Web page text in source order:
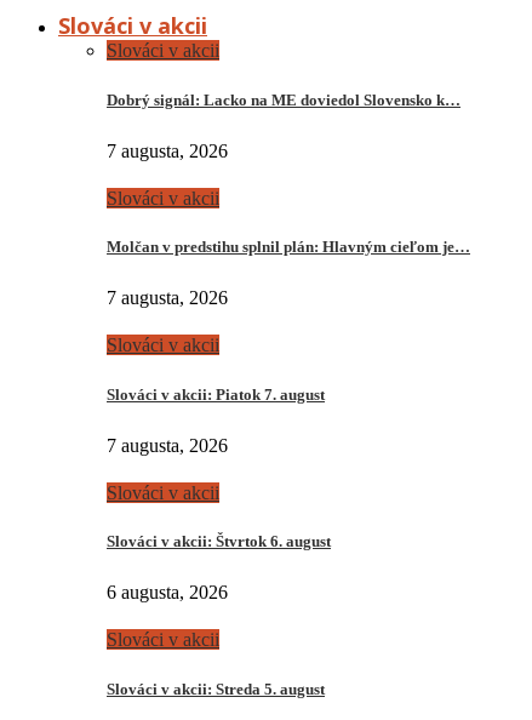
Slováci v akcii
Slováci v akcii
Dobrý signál: Lacko na ME doviedol Slovensko k…
7 augusta, 2026
Slováci v akcii
Molčan v predstihu splnil plán: Hlavným cieľom je…
7 augusta, 2026
Slováci v akcii
Slováci v akcii: Piatok 7. august
7 augusta, 2026
Slováci v akcii
Slováci v akcii: Štvrtok 6. august
6 augusta, 2026
Slováci v akcii
Slováci v akcii: Streda 5. august